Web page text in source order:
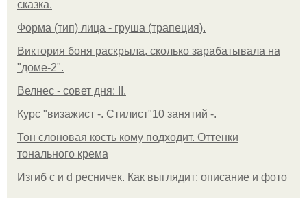
сказка.
Форма (тип) лица - груша (трапеция).
Виктория боня раскрыла, сколько зарабатывала на
"доме-2".
Велнес - совет дня: II.
Курс "визажист -. Стилист"10 занятий -.
Тон слоновая кость кому подходит. Оттенки
тонального крема
Изгиб c и d ресничек. Как выглядит: описание и фото